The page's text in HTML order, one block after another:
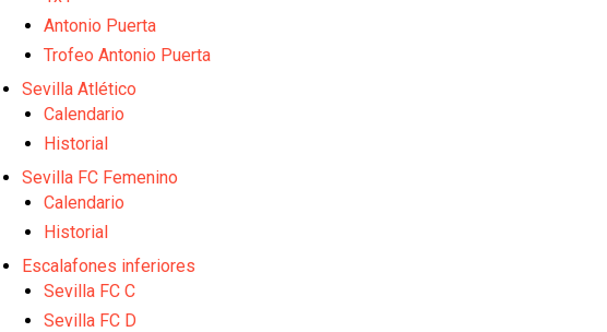
Djibril Sow pone rumbo a Italia para firmar su nuevo contrato
Kochorashvili, seria opción para reforzar el centro del campo
Oso es el siguiente en la lista para salir
Antonio Puerta
Trofeo Antonio Puerta
Sevilla Atlético
Calendario
Historial
Sevilla FC Femenino
Calendario
Historial
Escalafones inferiores
Sevilla FC C
Sevilla FC D